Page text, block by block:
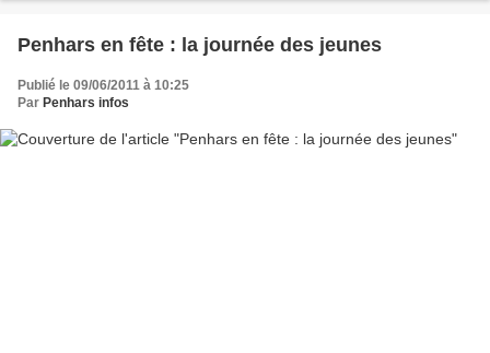
Penhars en fête : la journée des jeunes
Publié le 09/06/2011 à 10:25
Par Penhars infos